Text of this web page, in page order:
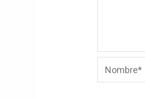
Nombre*